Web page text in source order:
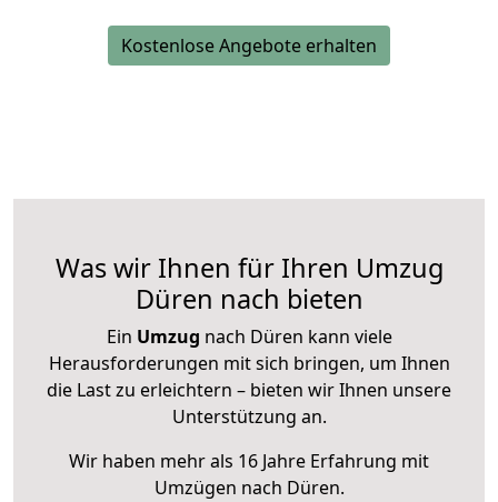
Kostenlose Angebote erhalten
Was wir Ihnen für Ihren Umzug
Düren nach bieten
Ein Umzug nach Düren kann viele
Herausforderungen mit sich bringen, um Ihnen
die Last zu erleichtern – bieten wir Ihnen unsere
Unterstützung an.
Wir haben mehr als 16 Jahre Erfahrung mit
Umzügen nach Düren.